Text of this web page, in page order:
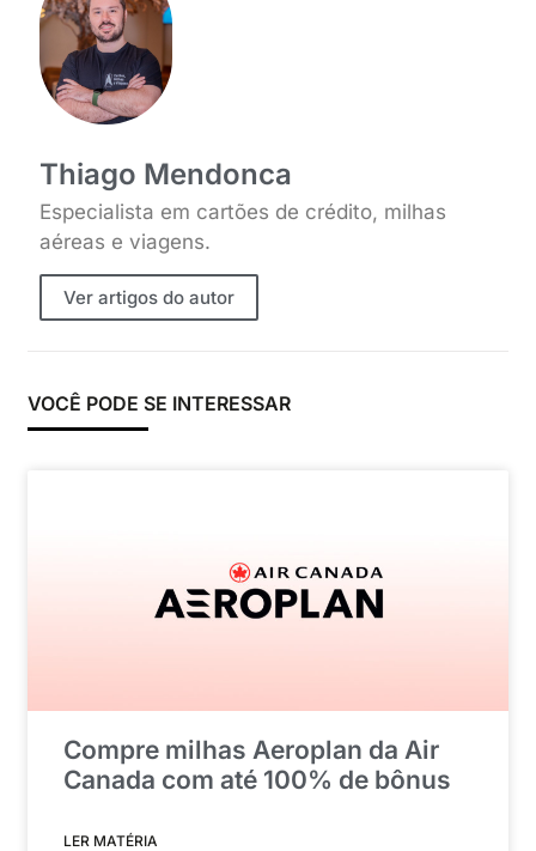
Thiago Mendonca
Especialista em cartões de crédito, milhas
aéreas e viagens.
Ver artigos do autor
VOCÊ PODE SE INTERESSAR
Compre milhas Aeroplan da Air
Canada com até 100% de bônus
LER MATÉRIA